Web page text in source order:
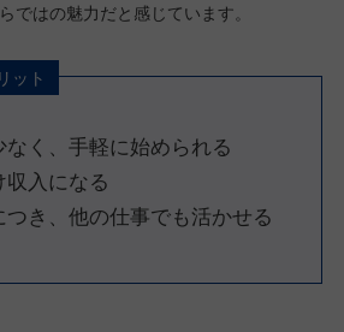
ではの魅力だと感じています。
ット
なく、手軽に始められる
収入になる
つき、他の仕事でも活かせる